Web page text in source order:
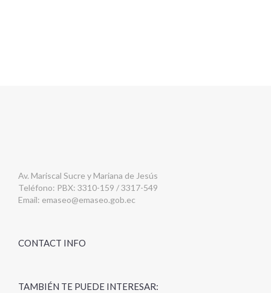
Av. Mariscal Sucre y Mariana de Jesús
Teléfono: PBX: 3310-159 / 3317-549
Email: emaseo@emaseo.gob.ec
CONTACT INFO
TAMBIÉN TE PUEDE INTERESAR: